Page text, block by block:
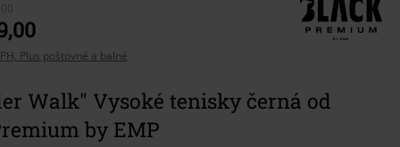
Plus poštovné a balné
Walk" Vysoké tenisky černá od
by EMP